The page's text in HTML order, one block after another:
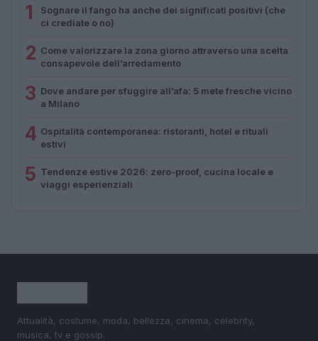
1
Sognare il fango ha anche dei significati positivi (che
ci crediate o no)
2 Come valorizzare la zona giorno attraverso una scelta
consapevole dell’arredamento
3 Dove andare per sfuggire all’afa: 5 mete fresche vicino
a Milano
4 Ospitalità contemporanea: ristoranti, hotel e rituali
estivi
5 Tendenze estive 2026: zero-proof, cucina locale e
viaggi esperienziali
Attualità, costume, moda, bellezza, cinema, celebrity,
musica, tv e gossip.